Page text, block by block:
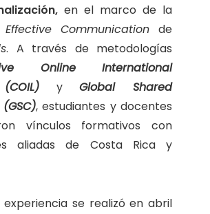
en el marco de la
Effective Communication de
. A través de metodologías
Online International
yGlobal Shared
, estudiantes y docentes
vínculos formativos con
aliadas de Costa Rica y
experiencia se realizó en abril